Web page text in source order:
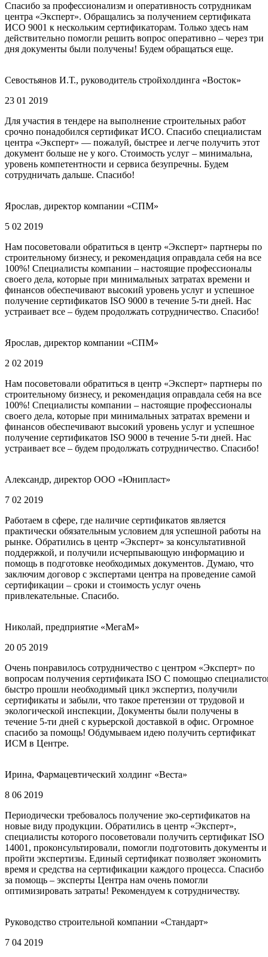
Спасибо за профессионализм и оперативность сотрудникам
центра «Эксперт». Обращались за получением сертификата
ИСО 9001 к нескольким сертификаторам. Только здесь нам
действительно помогли решить вопрос оперативно – через три
дня документы были получены! Будем обращаться еще.
Севостьянов И.Т., руководитель стройхолдинга «Восток»
23 01 2019
Для участия в тендере на выполнение строительных работ
срочно понадобился сертификат ИСО. Спасибо специалистам
центра «Эксперт» — пожалуй, быстрее и легче получить этот
документ больше не у кого. Стоимость услуг – минимальна,
уровень компетентности и сервиса безупречны. Будем
сотрудничать дальше. Спасибо!
Ярослав, директор компании «СПМ»
5 02 2019
Нам посоветовали обратиться в центр «Эксперт» партнеры по
строительному бизнесу, и рекомендация оправдала себя на все
100%! Специалисты компании – настоящие профессионалы
своего дела, которые при минимальных затратах времени и
финансов обеспечивают высокий уровень услуг и успешное
получение сертификатов ISO 9000 в течение 5-ти дней. Нас
устраивает все – будем продолжать сотрудничество. Спасибо!
Ярослав, директор компании «СПМ»
2 02 2019
Нам посоветовали обратиться в центр «Эксперт» партнеры по
строительному бизнесу, и рекомендация оправдала себя на все
100%! Специалисты компании – настоящие профессионалы
своего дела, которые при минимальных затратах времени и
финансов обеспечивают высокий уровень услуг и успешное
получение сертификатов ISO 9000 в течение 5-ти дней. Нас
устраивает все – будем продолжать сотрудничество. Спасибо!
Александр, директор ООО «Юнипласт»
7 02 2019
Работаем в сфере, где наличие сертификатов является
практически обязательным условием для успешной работы на
рынке. Обратились в центр «Эксперт» за консультативной
поддержкой, и получили исчерпывающую информацию и
помощь в подготовке необходимых документов. Думаю, что
заключим договор с экспертами центра на проведение самой
сертификации – сроки и стоимость услуг очень
привлекательные. Спасибо.
Николай, предприятие «МегаМ»
20 05 2019
Очень понравилось сотрудничество с центром «Эксперт» по
вопросам получения сертификата ISO С помощью
быстро прошли необходимый цикл экспертиз, получили
сертификаты и забыли, что такое претензии от трудовой и
экологической инспекции, Документы были получены в
течение 5-ти дней с курьерской доставкой в офис. Огромное
спасибо за помощь! Обдумываем идею получить сертификат
ИСМ в Центре.
Ирина, Фармацевтический холдинг «Веста»
8 06 2019
Периодически требовалось получение эко-сертификатов на
новые виду продукции. Обратились в центр «Эксперт»,
специалисты которого посоветовали получить сертификат ISO
14001, проконсультировали, помогли подготовить документы и
пройти экспертизы. Единый сертификат позволяет экономить
время и средства на сертификации каждого процесса. Спасибо
за помощь – эксперты Центра нам очень помогли
оптимизировать затраты! Рекомендуем к сотрудничеству.
Руководство строительной компании «Стандарт»
7 04 2019